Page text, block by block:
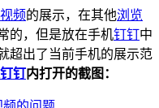
视频的展示，在其他浏览
的，但是放在手机钉钉中
超出了当前手机的展示范
钉钉内打开的截图：